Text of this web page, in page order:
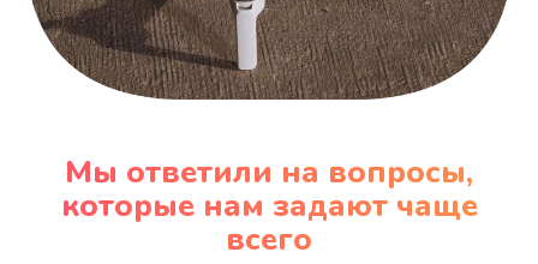
Мы ответили на вопросы,
которые нам задают чаще
всего